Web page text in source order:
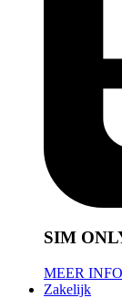
SIM
MEER
Zakelijk